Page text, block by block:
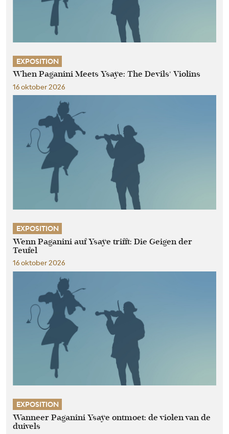
EXPOSITION
When Paganini Meets Ysaÿe: The Devils’ Violins
16 oktober 2026
EXPOSITION
Wenn Paganini auf Ysaÿe trifft: Die Geigen der
Teufel
16 oktober 2026
EXPOSITION
Wanneer Paganini Ysaÿe ontmoet: de violen van de
duivels